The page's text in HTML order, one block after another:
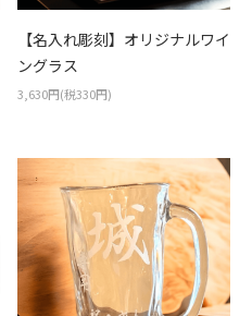
【名入れ彫刻】オリジナルワイ
ングラス
3,630円(税330円)